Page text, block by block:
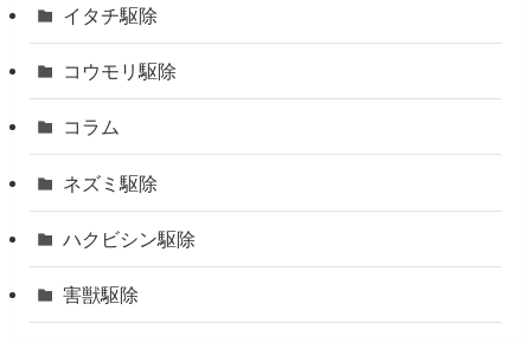
イタチ駆除
コウモリ駆除
コラム
ネズミ駆除
ハクビシン駆除
害獣駆除